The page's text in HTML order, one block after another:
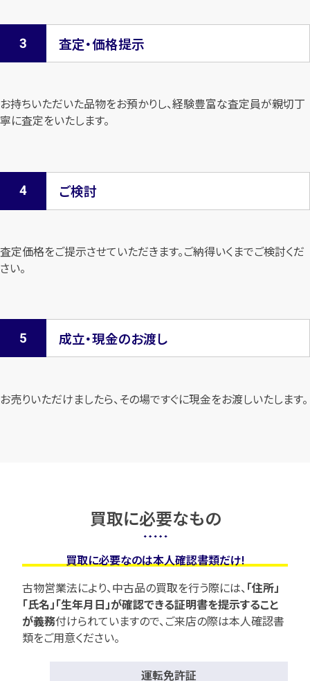
査定・価格提示
お持ちいただいた品物をお預かりし、経験豊富な査定員が親切丁
寧に査定をいたします。
ご検討
査定価格をご提示させていただきます。ご納得いくまでご検討くだ
さい。
成立・現金のお渡し
お売りいただけましたら、その場ですぐに現金をお渡しいたします。
買取に必要なもの
買取に必要なのは本人確認書類だけ!
古物営業法により、中古品の買取を行う際には、 「住所」
「氏名」「生年月日」が確認できる証明書を提示すること
が義務付けられていますので、 ご来店の際は本人確認書
類をご用意ください。
運転免許証